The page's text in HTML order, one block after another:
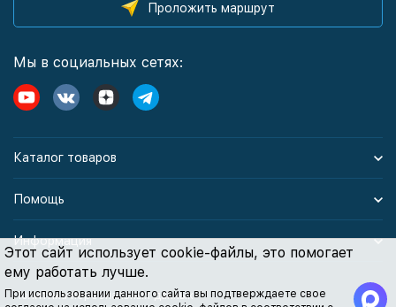
Этот сайт использует cookie-файлы, это помогает
ему работать лучше.
При использовании данного сайта вы подтверждаете свое
Проложить маршрут
Мы в социальных сетях:
Каталог товаров
Помощь
Информация
Политика персональных данных